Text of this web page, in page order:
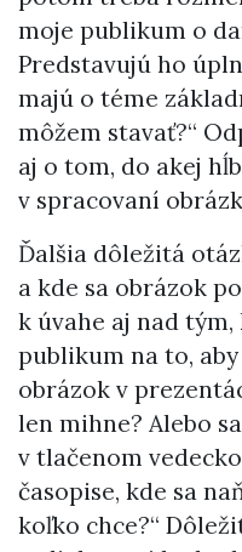
moje publikum o
Predstavujú ho
majú o téme
môžem stavať?“
aj o tom, do akej
v spracovaní
Ďalšia dôležitá
a kde sa obrázok
k úvahe aj nad
publikum na to,
obrázok v
len mihne? Alebo
v tlačenom
časopise, kde sa
koľko chce?“